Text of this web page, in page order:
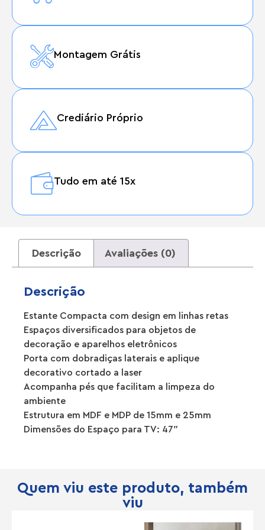
Montagem Grátis
Crediário Próprio
Tudo em até 15x
Descrição Avaliações (0)
Descrição
Estante Compacta com design em linhas retas
Espaços diversificados para objetos de
decoração e aparelhos eletrônicos
Porta com dobradiças laterais e aplique
decorativo cortado a laser
Acompanha pés que facilitam a limpeza do
ambiente
Estrutura em MDF e MDP de 15mm e 25mm
Dimensões do Espaço para TV: 47″
Quem viu este produto, também
viu